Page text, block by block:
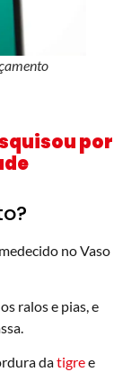
por
no Vaso
ralos e pias, e
datigree